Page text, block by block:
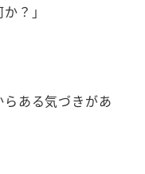
？」
ある気づきがあ